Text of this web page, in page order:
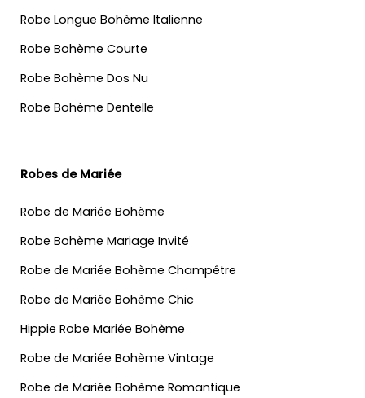
Robe Longue Bohème Italienne
Robe Bohème Courte
Robe Bohème Dos Nu
Robe Bohème Dentelle
Robes de Mariée
Robe de Mariée Bohème
Robe Bohème Mariage Invité
Robe de Mariée Bohème Champêtre
Robe de Mariée Bohème Chic
Hippie Robe Mariée Bohème
Robe de Mariée Bohème Vintage
Robe de Mariée Bohème Romantique